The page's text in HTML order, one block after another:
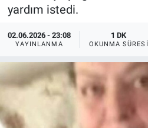
yardım istedi.
02.06.2026 - 23:08
YAYINLANMA
1 DK
OKUNMA SÜRESI